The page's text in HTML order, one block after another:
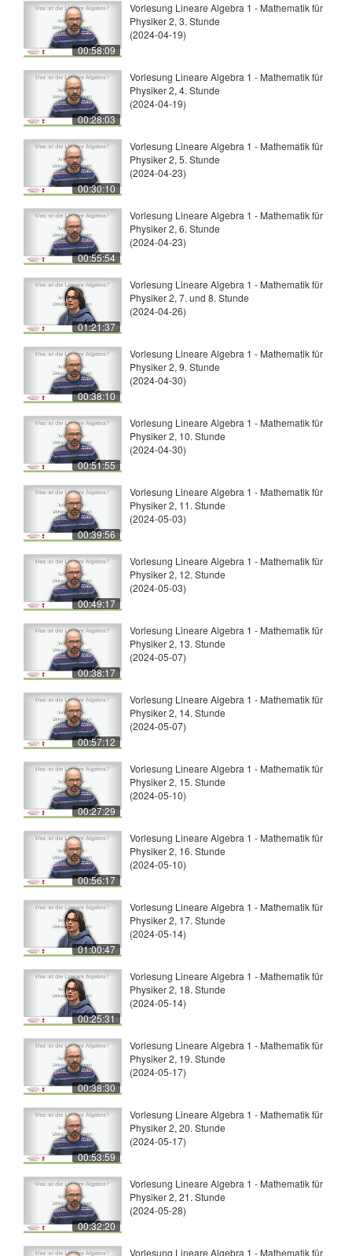
00:58:09
Vorlesung Lineare Algebra 1 - Mathematik für
Physiker 2, 3. Stunde
(2024-04-19)
00:28:03
Vorlesung Lineare Algebra 1 - Mathematik für
Physiker 2, 4. Stunde
(2024-04-19)
00:30:10
Vorlesung Lineare Algebra 1 - Mathematik für
Physiker 2, 5. Stunde
(2024-04-23)
00:55:54
Vorlesung Lineare Algebra 1 - Mathematik für
Physiker 2, 6. Stunde
(2024-04-23)
01:21:37
Vorlesung Lineare Algebra 1 - Mathematik für
Physiker 2, 7. und 8. Stunde
(2024-04-26)
00:38:10
Vorlesung Lineare Algebra 1 - Mathematik für
Physiker 2, 9. Stunde
(2024-04-30)
00:51:55
Vorlesung Lineare Algebra 1 - Mathematik für
Physiker 2, 10. Stunde
(2024-04-30)
00:39:56
Vorlesung Lineare Algebra 1 - Mathematik für
Physiker 2, 11. Stunde
(2024-05-03)
00:49:17
Vorlesung Lineare Algebra 1 - Mathematik für
Physiker 2, 12. Stunde
(2024-05-03)
00:38:17
Vorlesung Lineare Algebra 1 - Mathematik für
Physiker 2, 13. Stunde
(2024-05-07)
00:57:12
Vorlesung Lineare Algebra 1 - Mathematik für
Physiker 2, 14. Stunde
(2024-05-07)
00:27:29
Vorlesung Lineare Algebra 1 - Mathematik für
Physiker 2, 15. Stunde
(2024-05-10)
00:56:17
Vorlesung Lineare Algebra 1 - Mathematik für
Physiker 2, 16. Stunde
(2024-05-10)
01:00:47
Vorlesung Lineare Algebra 1 - Mathematik für
Physiker 2, 17. Stunde
(2024-05-14)
00:25:31
Vorlesung Lineare Algebra 1 - Mathematik für
Physiker 2, 18. Stunde
(2024-05-14)
00:38:30
Vorlesung Lineare Algebra 1 - Mathematik für
Physiker 2, 19. Stunde
(2024-05-17)
00:53:59
Vorlesung Lineare Algebra 1 - Mathematik für
Physiker 2, 20. Stunde
(2024-05-17)
00:32:20
Vorlesung Lineare Algebra 1 - Mathematik für
Physiker 2, 21. Stunde
(2024-05-28)
Vorlesung Lineare Algebra 1 - Mathematik für